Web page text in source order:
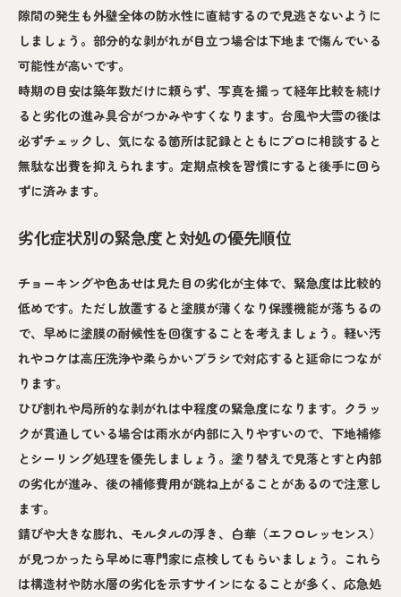
隙間の発生も外壁全体の防水性に直結するので見逃さないように
しましょう。部分的な剥がれが目立つ場合は下地まで傷んでいる
可能性が高いです。
時期の目安は築年数だけに頼らず、写真を撮って経年比較を続け
ると劣化の進み具合がつかみやすくなります。台風や大雪の後は
必ずチェックし、気になる箇所は記録とともにプロに相談すると
無駄な出費を抑えられます。定期点検を習慣にすると後手に回ら
ずに済みます。
劣化症状別の緊急度と対処の優先順位
チョーキングや色あせは見た目の劣化が主体で、緊急度は比較的
低めです。ただし放置すると塗膜が薄くなり保護機能が落ちるの
で、早めに塗膜の耐候性を回復することを考えましょう。軽い汚
れやコケは高圧洗浄や柔らかいブラシで対応すると延命につなが
ります。
ひび割れや局所的な剥がれは中程度の緊急度になります。クラッ
クが貫通している場合は雨水が内部に入りやすいので、下地補修
とシーリング処理を優先しましょう。塗り替えで見落とすと内部
の劣化が進み、後の補修費用が跳ね上がることがあるので注意し
ます。
錆びや大きな膨れ、モルタルの浮き、白華（エフロレッセンス）
が見つかったら早めに専門家に点検してもらいましょう。これら
は構造材や防水層の劣化を示すサインになることが多く、応急処